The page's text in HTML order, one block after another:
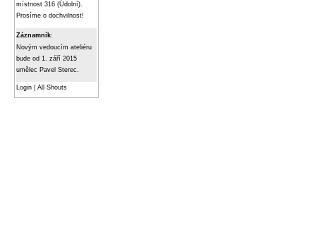
místnost 316 (Údolní).
Prosíme o dochvilnost!
Záznamník:
Novým vedoucím ateliéru
bude od 1. září 2015
umělec Pavel Sterec.
Login All Shouts